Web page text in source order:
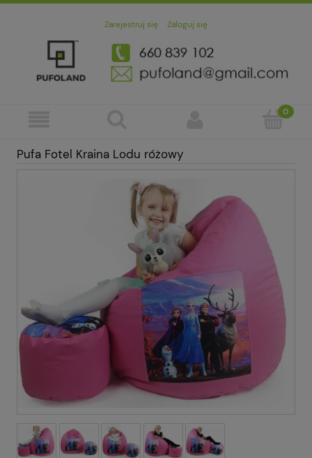
Zarejestruj się Zaloguj się
Pufa Fotel Kraina Lodu różowy